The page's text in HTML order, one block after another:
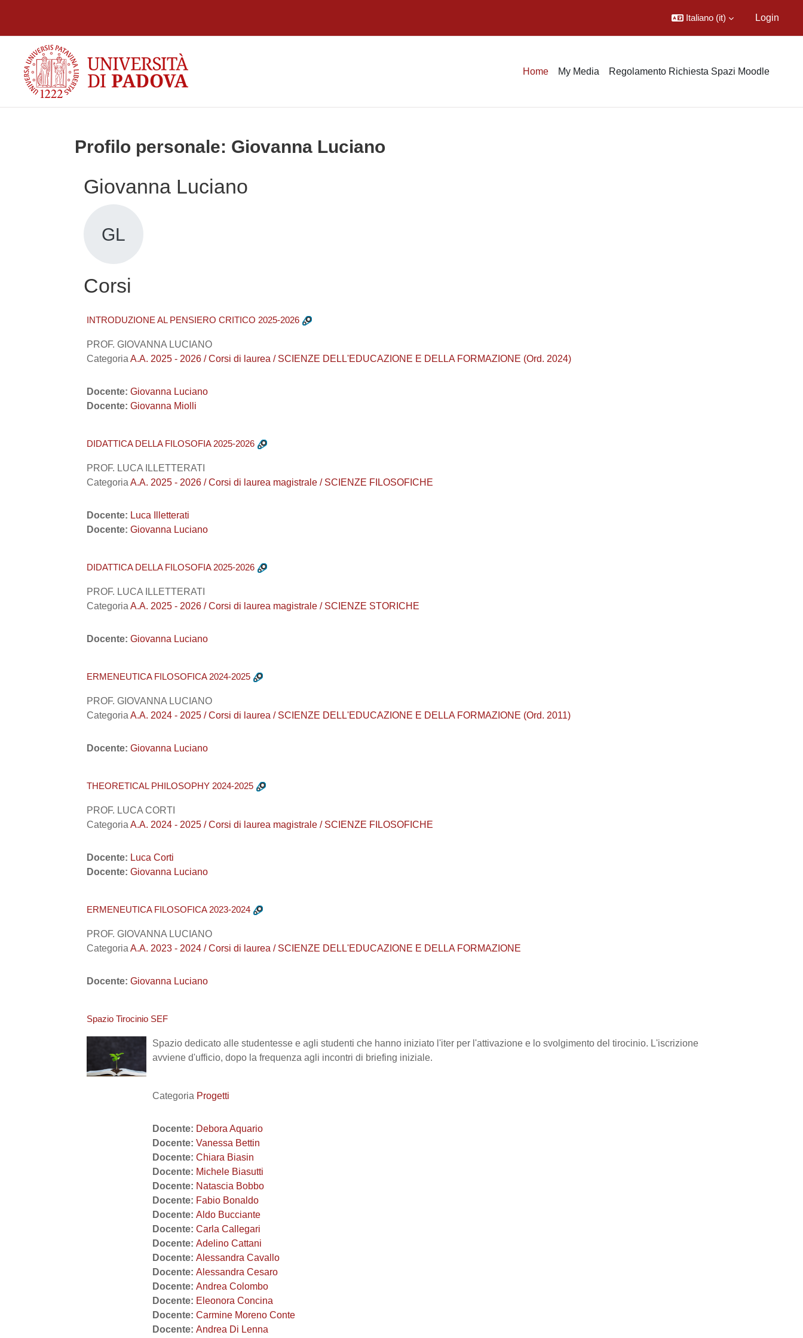
Italiano ‎(it)‎ Login
Home My Media Regolamento Richiesta Spazi Moodle
Profilo personale: Giovanna Luciano
Giovanna Luciano
GL
Corsi
INTRODUZIONE AL PENSIERO CRITICO 2025-2026
PROF. GIOVANNA LUCIANO
Categoria A.A. 2025 - 2026 / Corsi di laurea / SCIENZE DELL'EDUCAZIONE E DELLA FORMAZIONE (Ord. 2024)
Docente: Giovanna Luciano
Docente: Giovanna Miolli
DIDATTICA DELLA FILOSOFIA 2025-2026
PROF. LUCA ILLETTERATI
Categoria A.A. 2025 - 2026 / Corsi di laurea magistrale / SCIENZE FILOSOFICHE
Docente: Luca Illetterati
Docente: Giovanna Luciano
DIDATTICA DELLA FILOSOFIA 2025-2026
PROF. LUCA ILLETTERATI
Categoria A.A. 2025 - 2026 / Corsi di laurea magistrale / SCIENZE STORICHE
Docente: Giovanna Luciano
ERMENEUTICA FILOSOFICA 2024-2025
PROF. GIOVANNA LUCIANO
Categoria A.A. 2024 - 2025 / Corsi di laurea / SCIENZE DELL'EDUCAZIONE E DELLA FORMAZIONE (Ord. 2011)
Docente: Giovanna Luciano
THEORETICAL PHILOSOPHY 2024-2025
PROF. LUCA CORTI
Categoria A.A. 2024 - 2025 / Corsi di laurea magistrale / SCIENZE FILOSOFICHE
Docente: Luca Corti
Docente: Giovanna Luciano
ERMENEUTICA FILOSOFICA 2023-2024
PROF. GIOVANNA LUCIANO
Categoria A.A. 2023 - 2024 / Corsi di laurea / SCIENZE DELL'EDUCAZIONE E DELLA FORMAZIONE
Docente: Giovanna Luciano
Spazio Tirocinio SEF
Spazio dedicato alle studentesse e agli studenti che hanno iniziato l'iter per l'attivazione e lo svolgimento del tirocinio. L'iscrizione
avviene d'ufficio, dopo la frequenza agli incontri di briefing iniziale.
Categoria Progetti
Docente: Debora Aquario
Docente: Vanessa Bettin
Docente: Chiara Biasin
Docente: Michele Biasutti
Docente: Natascia Bobbo
Docente: Fabio Bonaldo
Docente: Aldo Bucciante
Docente: Carla Callegari
Docente: Adelino Cattani
Docente: Alessandra Cavallo
Docente: Alessandra Cesaro
Docente: Andrea Colombo
Docente: Eleonora Concina
Docente: Carmine Moreno Conte
Docente: Andrea Di Lenna